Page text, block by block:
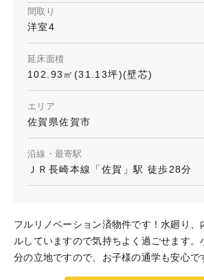
間取り
洋室4
延床面積
102.93㎡(31.13坪)(壁芯)
エリア
佐賀県佐賀市
沿線・最寄駅
ＪＲ長崎本線「佐賀」駅 徒歩28分
フルリノベーション済物件です！水廻り、
ルしていますので気持ちよく過ごせます
分の立地ですので、お子様の通学も安心で